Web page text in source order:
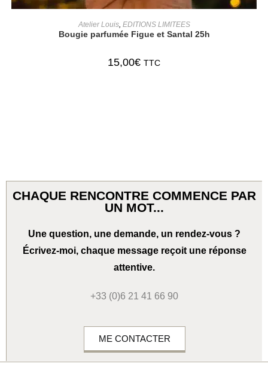
AJOUTER AU PANIER
Atelier Louis, EDITIONS LIMITEES
Bougie parfumée Figue et Santal 25h
15,00€ TTC
CHAQUE RENCONTRE COMMENCE PAR
UN MOT...
Une question, une demande, un rendez-vous ?
Écrivez-moi, chaque message reçoit une réponse
attentive.
+33 (0)6 21 41 66 90
ME CONTACTER